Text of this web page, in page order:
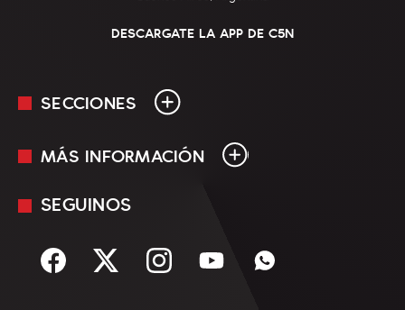
DESCARGATE LA APP DE C5N
SECCIONES
En Vivo
Sociedad
MÁS INFORMACIÓN
Mediakit
Términos y condiciones
SEGUINOS